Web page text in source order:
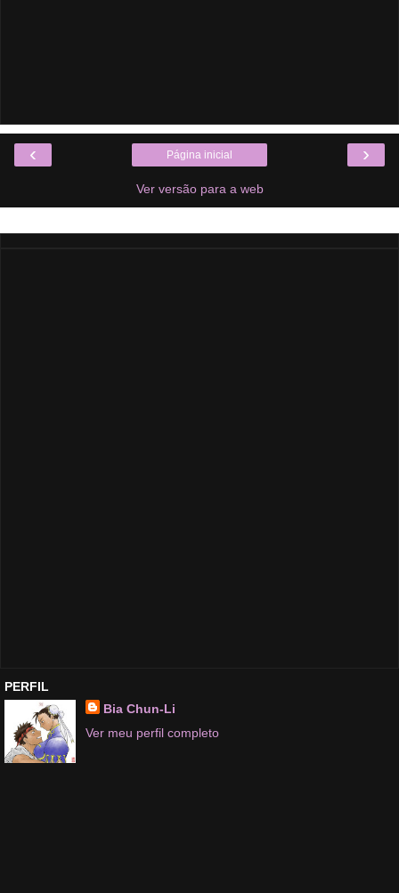
‹ ›
Página inicial
Ver versão para a web
PERFIL
Bia Chun-Li
Ver meu perfil completo